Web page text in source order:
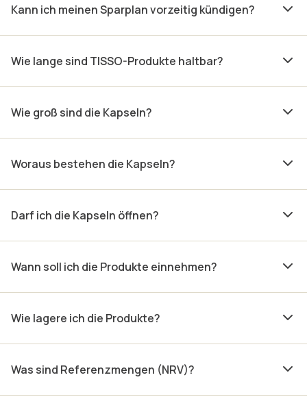
Kann ich meinen Sparplan vorzeitig kündigen?
Wie lange sind TISSO-Produkte haltbar?
Wie groß sind die Kapseln?
Woraus bestehen die Kapseln?
Darf ich die Kapseln öffnen?
Wann soll ich die Produkte einnehmen?
Wie lagere ich die Produkte?
Was sind Referenzmengen (NRV)?